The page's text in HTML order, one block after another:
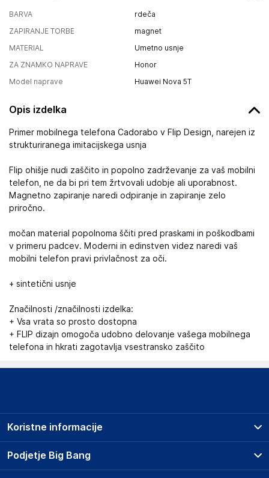
BARVA
rdeča
ZAPIRANJE TORBE
magnet
MATERIAL
Umetno usnje
ZA ZNAMKO NAPRAVE
Honor
Model naprave
Huawei Nova 5T
Opis izdelka
Primer mobilnega telefona Cadorabo v Flip Design, narejen iz
strukturiranega imitacijskega usnja
Flip ohišje nudi zaščito in popolno zadrževanje za vaš mobilni
telefon, ne da bi pri tem žrtvovali udobje ali uporabnost.
Magnetno zapiranje naredi odpiranje in zapiranje zelo
priročno.
močan material popolnoma ščiti pred praskami in poškodbami
v primeru padcev. Moderni in edinstven videz naredi vaš
mobilni telefon pravi privlačnost za oči.
+ sintetični usnje
Značilnosti /značilnosti izdelka:
+ Vsa vrata so prosto dostopna
+ FLIP dizajn omogoča udobno delovanje vašega mobilnega
telefona in hkrati zagotavlja vsestransko zaščito
Podjetje Big Bang
Koristne informacije
Prodajna mesta